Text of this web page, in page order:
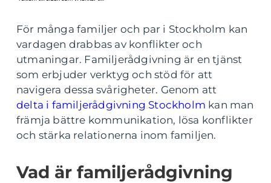
För många familjer och par i Stockholm kan
vardagen drabbas av konflikter och
utmaningar. Familjerådgivning är en tjänst
som erbjuder verktyg och stöd för att
navigera dessa svårigheter. Genom att
delta i familjerådgivning Stockholm kan man
främja bättre kommunikation, lösa konflikter
och stärka relationerna inom familjen.
Vad är familjerådgivning